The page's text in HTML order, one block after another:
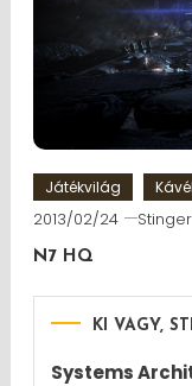
Játékvilág
2013/02/24 Stinger
N7 HQ
KI VAGY,
Systems